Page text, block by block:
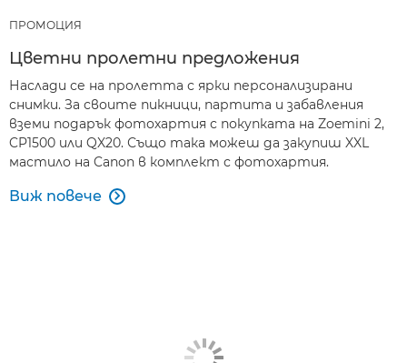
ПРОМОЦИЯ
Цветни пролетни предложения
Наслади се на пролетта с ярки персонализирани
снимки. За своите пикници, партита и забавления
вземи подарък фотохартия с покупката на Zoemini 2,
CP1500 или QX20. Също така можеш да закупиш XXL
мастило на Canon в комплект с фотохартия.
Виж повече 